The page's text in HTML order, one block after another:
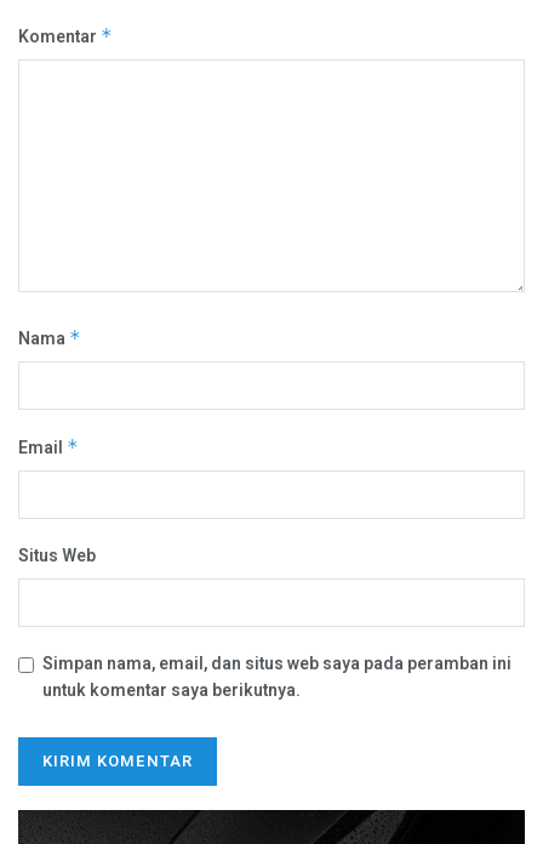
Komentar *
Nama *
Email *
Situs Web
Simpan nama, email, dan situs web saya pada peramban ini
untuk komentar saya berikutnya.